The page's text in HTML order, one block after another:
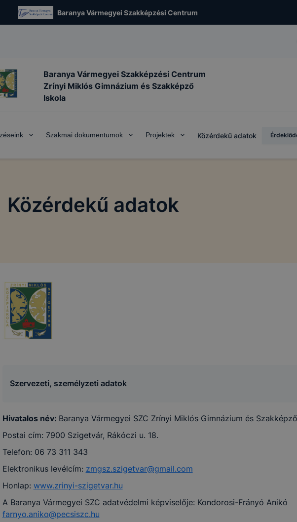
Baranya Vármegyei Szakképzési Centrum
Baranya Vármegyei Szakképzési Centrum
Zrínyi Miklós Gimnázium és Szakképző
Iskola
Szakmai dokumentumok Projektek Közérdekű adatok
Közérdekű adatok
Szervezeti, személyzeti adatok
Hivatalos név: Baranya Vármegyei SZC Zrínyi Miklós Gimnázium és
Postai cím: 7900 Szigetvár, Rákóczi u. 18.
Telefon: 06 73 311 343
Elektronikus levélcím: zmgsz.szigetvar@gmail.com
Honlap: www.zrinyi-szigetvar.hu
A Baranya Vármegyei SZC adatvédelmi képviselője: Kondorosi-Frányó Anikó
farnyo.aniko@pecsiszc.hu